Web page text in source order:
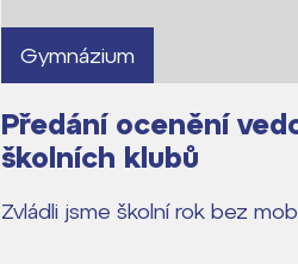
Gymnázium
Předání ocenění
školních klubů
Zvládli jsme školní rok bez